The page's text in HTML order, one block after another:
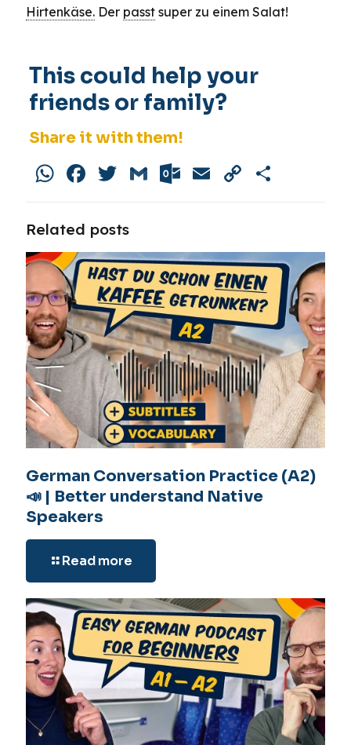
Hirtenkäse. Der passt super zu einem Salat!
This could help your
friends or family?
Share it with them!
WhatsApp
Facebook
Twitter
GmailOutlook.com
EmailCopy
Related posts
German Conversation Practice (A2)
📣 | Better understand Native
Speakers
Read more